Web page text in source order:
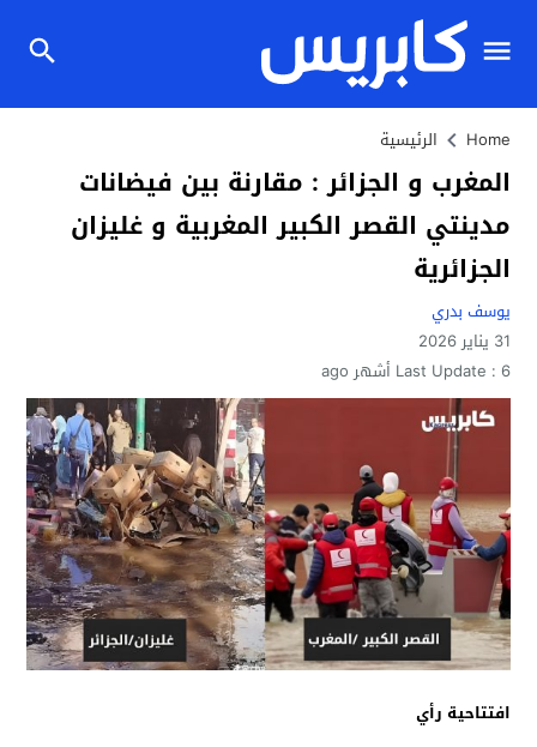
Home الرئيسية
المغرب و الجزائر : مقارنة بين فيضانات
مدينتي القصر الكبير المغربية و غليزان
الجزائرية
يوسف بدري
31 يناير 2026
Last Update : 6 أشهر ago
افتتاحية رأي